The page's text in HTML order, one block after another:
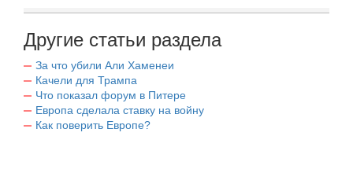
Другие статьи раздела
За что убили Али Хаменеи
Качели для Трампа
Что показал форум в Питере
Европа сделала ставку на войну
Как поверить Европе?